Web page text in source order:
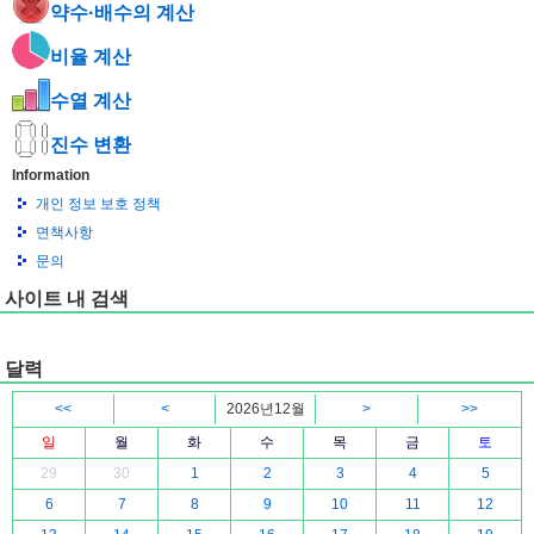
약수·배수의 계산
비율 계산
수열 계산
진수 변환
Information
개인 정보 보호 정책
면책사항
문의
사이트 내 검색
달력
<< < 2026년12월 >
>>
일
월 화 수 목 금
토
29
30 1 2 3 4
5
6
7 8 9 10 11
12